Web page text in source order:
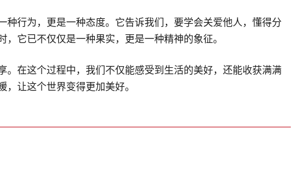
行为，更是一种态度。它告诉我们，要学会关爱他人，懂得分
它已不仅仅是一种果实，更是一种精神的象征。
在这个过程中，我们不仅能感受到生活的美好，还能收获满满
让这个世界变得更加美好。